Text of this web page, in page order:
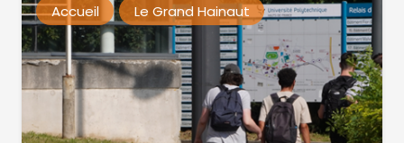
Accueil Le Grand Hainaut